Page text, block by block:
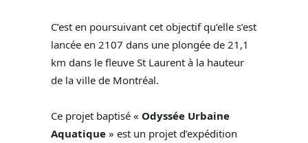
C’est en poursuivant cet objectif qu’elle s’est
lancée en 2107 dans une plongée de 21,1
km dans le fleuve St Laurent à la hauteur
de la ville de Montréal.
Ce projet baptisé « Odyssée Urbaine
Aquatique » est un projet d’expédition